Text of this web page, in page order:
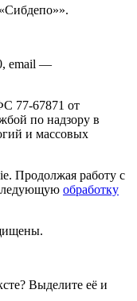
email —
77-67871 от
по надзору в
и массовых
Продолжая работу с
обработку
Выделите её и